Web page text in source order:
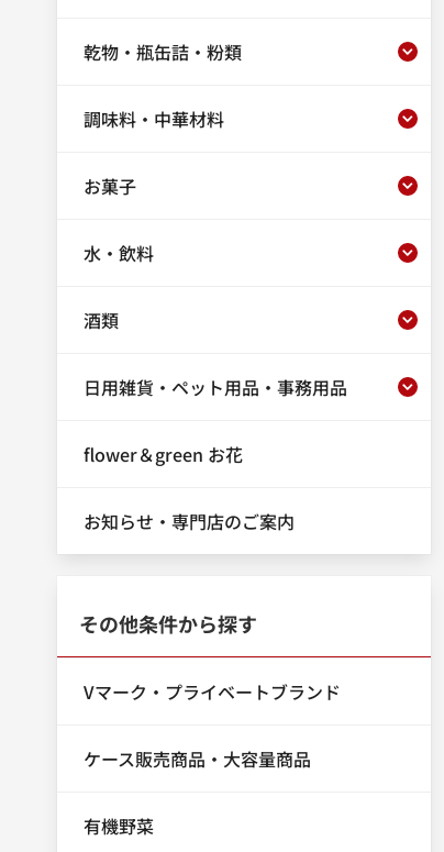
乾物・瓶缶詰・粉類
調味料・中華材料
お菓子
水・飲料
酒類
日用雑貨・ペット用品・事務用品
flower＆green お花
お知らせ・専門店のご案内
その他条件から探す
Vマーク・プライベートブランド
ケース販売商品・大容量商品
有機野菜